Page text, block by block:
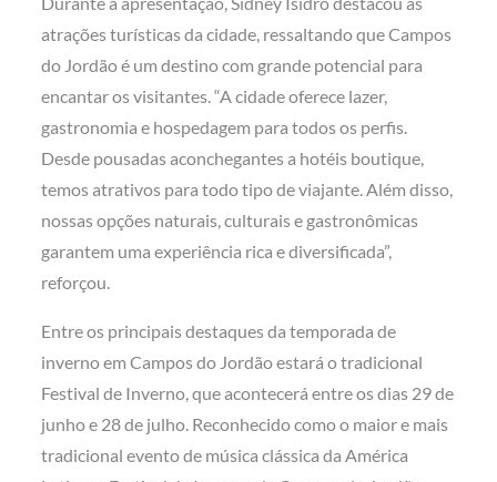
atrações turísticas da cidade, ressaltando que Campos
do Jordão é um destino com grande potencial para
encantar os visitantes. “A cidade oferece lazer,
gastronomia e hospedagem para todos os perfis.
Desde pousadas aconchegantes a hotéis boutique,
temos atrativos para todo tipo de viajante. Além disso,
nossas opções naturais, culturais e gastronômicas
garantem uma experiência rica e diversificada”,
reforçou.
Entre os principais destaques da temporada de
inverno em Campos do Jordão estará o tradicional
Festival de Inverno, que acontecerá entre os dias 29 de
junho e 28 de julho. Reconhecido como o maior e mais
tradicional evento de música clássica da América